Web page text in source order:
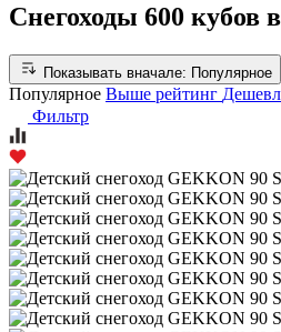
Снегоходы 600 кубов
Показывать вначале: Популярное
Популярное Выше рейтинг
Фильтр